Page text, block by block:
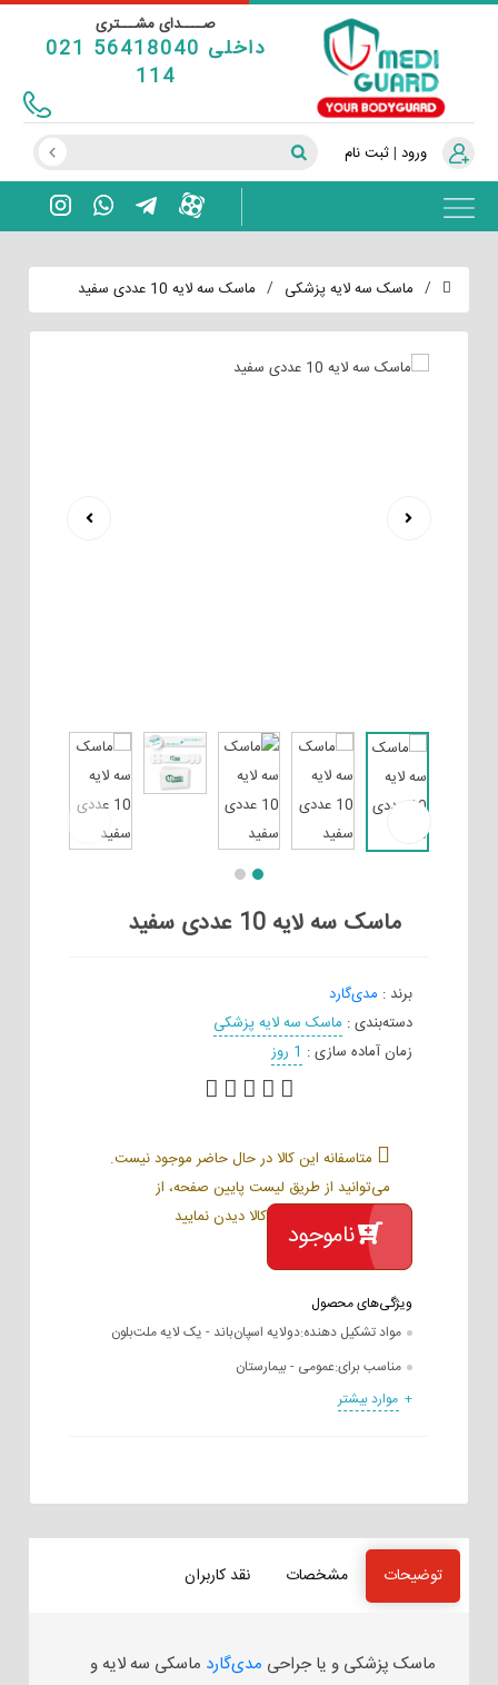
صــــدای مشـــتری
021 56418040 داخلی
114
ورود |ثبت نام
/ ماسک سه لایه پزشکی / ماسک سه لایه 10 عددی سفید
ماسک سه لایه 10 عددی سفید
برند : مدی‌گارد
دسته‌بندی: ماسک سه لایه پزشکی
زمان آماده سازی: 1 روز
متاسفانه این کالا در حال حاضر موجود نیست.
می‌توانید از طریق لیست پایین صفحه، از
محصولات مشابه این کالا دیدن نمایید
ناموجود
ویژگی‌های محصول
مواد تشکیل دهنده:دولایه اسپان‌باند - یک لایه ملت‌بلون
مناسب برای:عمومی - بیمارستان
موارد بیشتر
توضیحات مشخصات نقد کاربران
ماسک پزشکی و یا جراحی مدی‌گارد ماسکی سه لایه و